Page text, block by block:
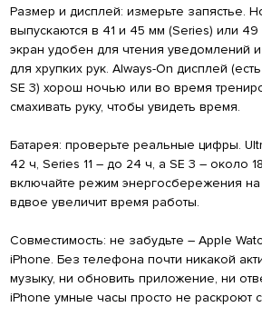
Размер и дисплей: измерьте запястье.
выпускаются в 41 и 45 мм (Series) или
экран удобен для чтения уведомлений и
для хрупких рук. Always-On дисплей
SE 3) хорош ночью или во время
смахивать руку, чтобы увидеть время.
Батарея: проверьте реальные цифры.
42 ч, Series 11 – до 24 ч, а SE 3 – около
включайте режим энергосбережения на
вдвое увеличит время работы.
Совместимость: не забудьте – Apple
iPhone. Без телефона почти никакой
музыку, ни обновить приложение, ни
iPhone умные часы просто не раскроют